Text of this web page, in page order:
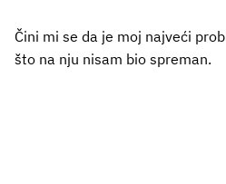
Čini mi se da je moj najveći
što na nju nisam bio spreman.